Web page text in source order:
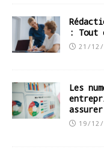
: Tout
21/12/
Les
19/12/